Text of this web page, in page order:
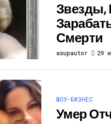
Звезды,
Смерти
asupautor 29
ШОУ-БИЗНЕС
Умер